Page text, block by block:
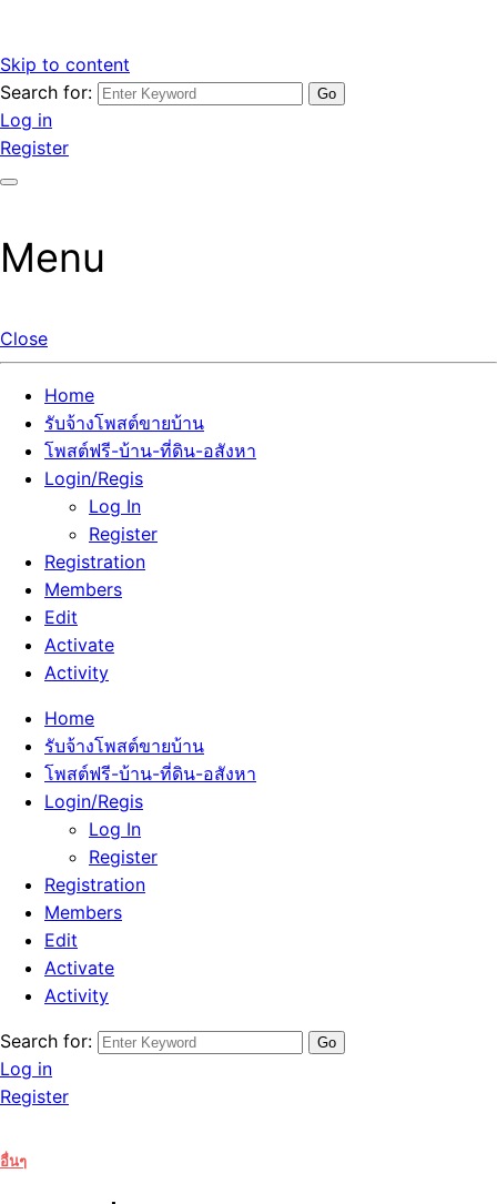
Skip to content
รับจ้างโพสต์ขายบ้านราคาถูก รับโพสต์ลงเว็บขายบ้าน ที่ดิน อสัง
หา โพสต์คุณภาพ ราคาคุ้มค่า แตกต่างกว่า
เว็บไซต์ รับจ้างโพสต์ขายบ้านราคาถูก อสังหา ทีดิน โพสต์ลงเว็บ
ขายบ้าน รับโพสต์ที่ดิน อสังหา เน้นผลงาน รับรองคุณภาพ ติดกู
เกิ้ลหน้าแรกทุกโพสต์ได้จริง ที่เดียวในไทย
Search for:
Log in
Register
Menu
Close
Home
รับจ้างโพสต์ขายบ้าน
โพสต์ฟรี-บ้าน-ที่ดิน-อสังหา
Login/Regis
Log In
Register
Registration
Members
Edit
Activate
Activity
Home
รับจ้างโพสต์ขายบ้าน
โพสต์ฟรี-บ้าน-ที่ดิน-อสังหา
Login/Regis
Log In
Register
Registration
Members
Edit
Activate
Activity
Search for:
Log in
Register
อื่นๆ